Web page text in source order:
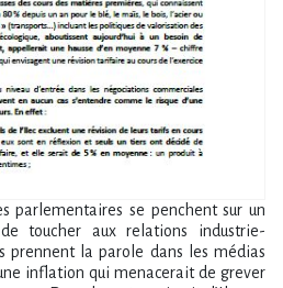
parlementaires se penchent sur un
toucher aux relations industrie-
prennent la parole dans les médias
inflation qui menacerait de grever